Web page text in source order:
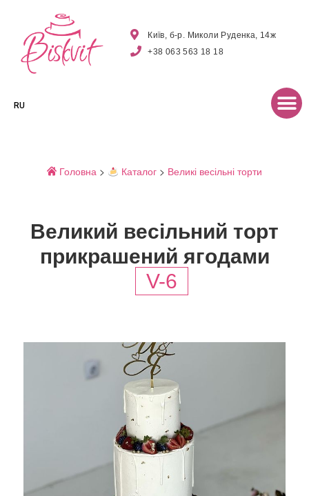
Київ, б-р. Миколи Руденка, 14ж
+38 063 563 18 18
RU
Головна > Каталог> Великі весільні торти
Великий весільний торт
прикрашений ягодами
V-6